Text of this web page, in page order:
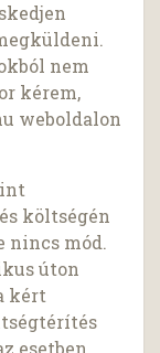
nem
kérem,
weboldalon
költségén
mód.
úton
kért
esetben